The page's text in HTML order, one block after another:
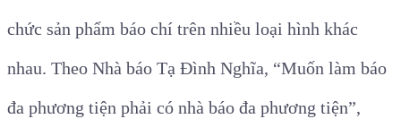
chức sản phẩm báo chí trên nhiều loại hình khác
nhau. Theo Nhà báo Tạ Đình Nghĩa, “Muốn làm báo
đa phương tiện phải có nhà báo đa phương tiện”,